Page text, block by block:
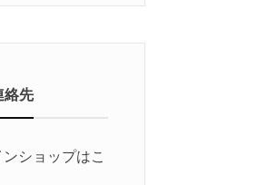
絡先
ショップはこ